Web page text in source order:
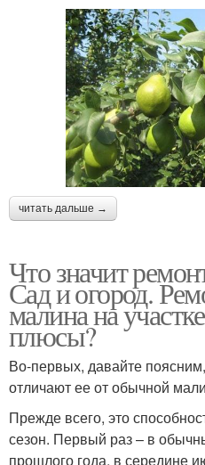
читать дальше →
Что значит
Сад и огород.
малина на
плюсы?
Во-первых, давайте
отличают ее от обычной
Прежде всего, это
сезон. Первый раз – в
прошлого года, в середине